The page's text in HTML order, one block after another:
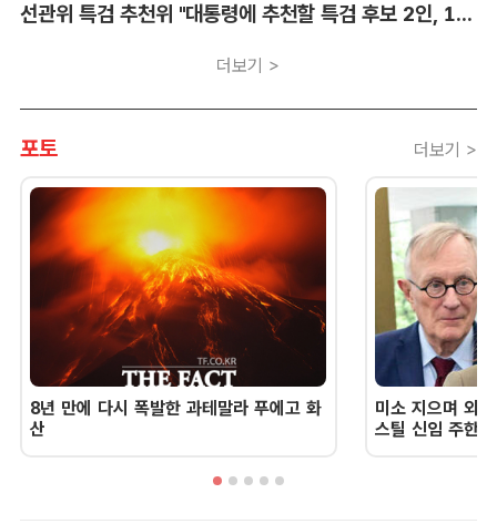
선관위 특검 추천위 "대통령에 추천할 특검 후보 2인, 14일 확정"
더보기 >
포토 더보기 >
8년 만에 다시 폭발한 과테말라 푸에고 화
산
미소 지으며 외
스틸 신임 주한